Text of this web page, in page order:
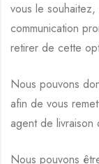
vous le
communication
retirer de cette
Nous pouvons
afin de vous
agent de livraison
Nous pouvons